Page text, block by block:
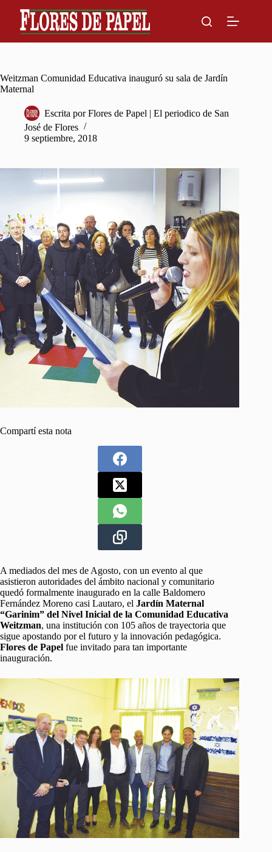
content
Weitzman Comunidad Educativa inauguró su sala de Jardín
Maternal
Escrita por Flores de Papel | El periodico de San
José de Flores
9 septiembre, 2018
Compartí esta nota
A mediados del mes de Agosto, con un evento al que
asistieron autoridades del ámbito nacional y comunitario
quedó formalmente inaugurado en la calle Baldomero
Fernández Moreno casi Lautaro, el Jardín Maternal
“Garinim” del Nivel Inicial de la Comunidad Educativa
Weitzman, una institución con 105 años de trayectoria que
sigue apostando por el futuro y la innovación pedagógica.
Flores de Papel fue invitado para tan importante
inauguración.